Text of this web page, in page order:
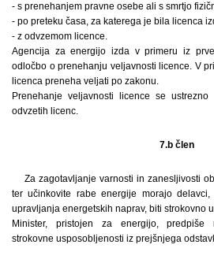
- s prenehanjem pravne osebe ali s smrtjo
- po preteku časa, za katerega je bila licenca
- z odvzemom licence.
Agencija za energijo izda v primeru iz
odločbo o prenehanju veljavnosti licence. V
licenca preneha veljati po zakonu.
Prenehanje veljavnosti licence se
odvzetih licenc.
7.b člen
Za zagotavljanje varnosti in zanesljivosti
ter učinkovite rabe energije morajo
upravljanja energetskih naprav, biti strokovno
Minister, pristojen za energijo, predpiše
strokovne usposobljenosti iz prejšnjega